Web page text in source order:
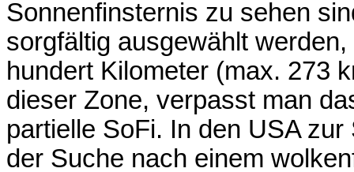
Sonnenfinsternis zu sehen
sorgfältig ausgewählt
hundert Kilometer (max. 273
dieser Zone, verpasst man
partielle SoFi. In den USA
der Suche nach einem